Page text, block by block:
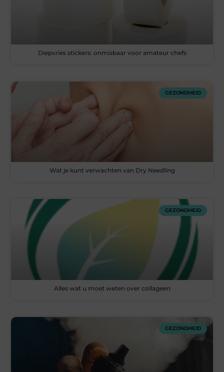
Diepvries stickers: onmisbaar voor amateur chefs
GEZONDHEID
Wat je kunt verwachten van Dry Needling
GEZONDHEID
Alles wat u moet weten over collageen
GEZONDHEID